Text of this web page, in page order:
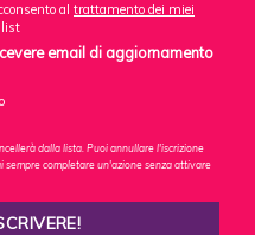
al trattamento dei miei
list
email di aggiornamento
dalla lista. Puoi annullare l'iscrizione
completare un'azione senza attivare